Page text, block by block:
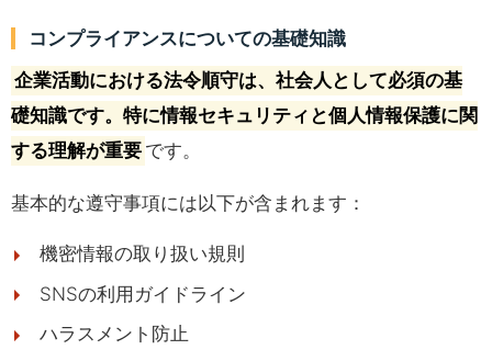
コンプライアンスについての基礎知識
企業活動における法令順守は、社会人として必須の基
礎知識です。特に情報セキュリティと個人情報保護に関
する理解が重要 です。
基本的な遵守事項には以下が含まれます：
機密情報の取り扱い規則
SNSの利用ガイドライン
ハラスメント防止